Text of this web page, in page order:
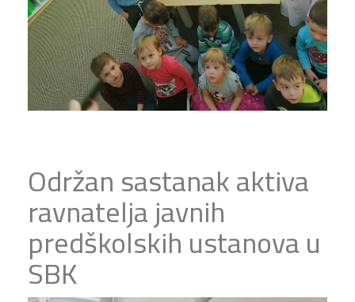
Održan sastanak aktiva
ravnatelja javnih
predškolskih ustanova u
SBK